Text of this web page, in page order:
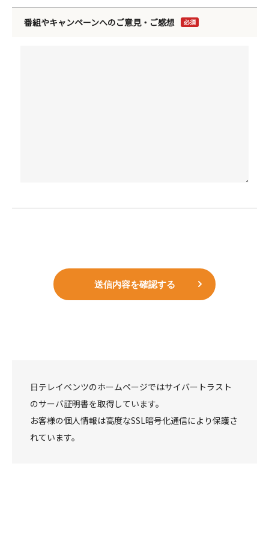
番組やキャンペーンへのご意見・ご感想 必須
送信内容を確認する
日テレイベンツのホームページではサイバートラスト
のサーバ証明書を取得しています。
お客様の個人情報は高度なSSL暗号化通信により保護さ
れています。